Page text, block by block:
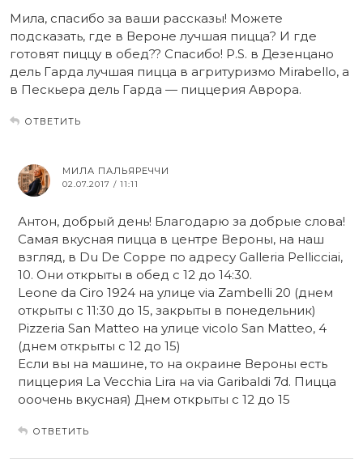
Мила, спасибо за ваши рассказы! Можете
подсказать, где в Вероне лучшая пицца? И где
готовят пиццу в обед?? Спасибо! P.S. в Дезенцано
дель Гарда лучшая пицца в агритуризмо Mirabello, а
в Пескьера дель Гарда — пиццерия Аврора.
ОТВЕТИТЬ
МИЛА ПАЛЬЯРЕЧЧИ
02.07.2017 / 11:11
Антон, добрый день! Благодарю за добрые слова!
Самая вкусная пицца в центре Вероны, на наш
взгляд, в Du De Coppe по адресу Galleria Pellicciai,
10. Они открыты в обед с 12 до 14:30.
Leone da Ciro 1924 на улице via Zambelli 20 (днем
открыты с 11:30 до 15, закрыты в понедельник)
Pizzeria San Matteo на улице vicolo San Matteo, 4
(днем открыты с 12 до 15)
Если вы на машине, то на окраине Вероны есть
пиццерия La Vecchia Lira на via Garibaldi 7d. Пицца
ооочень вкусная) Днем открыты с 12 до 15
ОТВЕТИТЬ